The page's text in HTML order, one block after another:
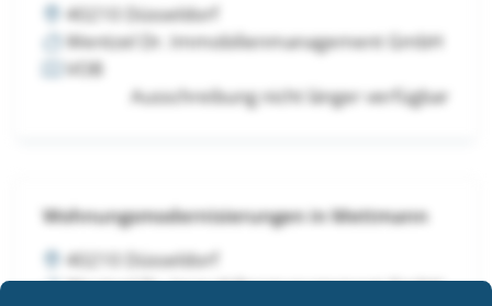
40210 Düsseldorf
Wentzel Dr. Immobilienmanagement GmbH
VOB
Ausschreibung nicht länger verfügbar
Wohnungsmodernisierungen in Mettmann
40210 Düsseldorf
Wentzel Dr. Immobilienmanagement GmbH